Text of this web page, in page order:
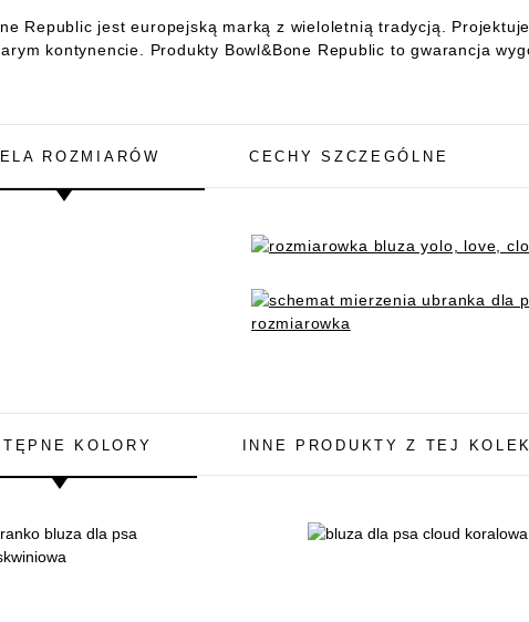
Republic jest europejską marką z wieloletnią tradycją.
kontynencie. Produkty Bowl&Bone Republic to gwarancja
ROZMIARÓW CECHY SZCZEGÓLNE
KOLORY INNE PRODUKTY Z TEJ